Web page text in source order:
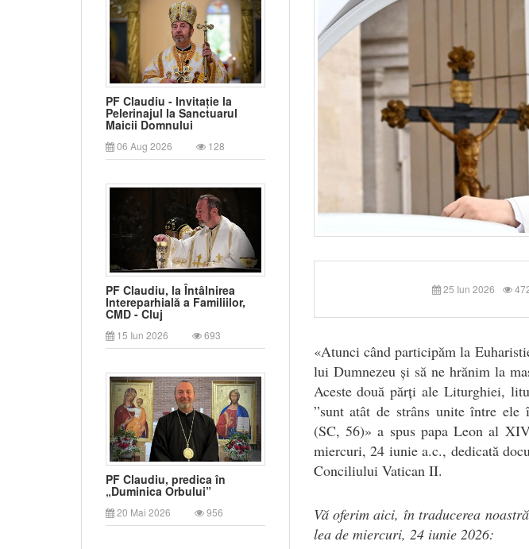
PF Claudiu - Invitație la
Pelerinajul la Sanctuarul
Maicii Domnului
06 Aug 2026 128
PF Claudiu, la Întâlnirea
Intereparhială a Familiilor,
CMD - Cluj
15 Iun 2026 693
PF Claudiu, predica în
„Duminica Orbului”
20 Mai 2026 956
25 Iun 2026
«Atunci când participăm la
lui Dumnezeu și să ne hrănim la
Aceste două părți ale Liturghiei,
”sunt atât de strâns unite între
(SC, 56)» a spus papa Leon al
miercuri, 24 iunie a.c., dedicată
Conciliului Vatican II.
Vă oferim aici, în traducerea
lea de miercuri, 24 iunie 2026: